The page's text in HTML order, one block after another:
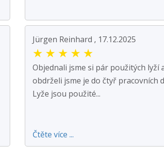
Jürgen Reinhard , 17.12.2025
★ ★ ★ ★ ★
Objednali jsme si pár použitých lyží
obdrželi jsme je do čtyř pracovních
Lyže jsou použité...
Čtěte více ...